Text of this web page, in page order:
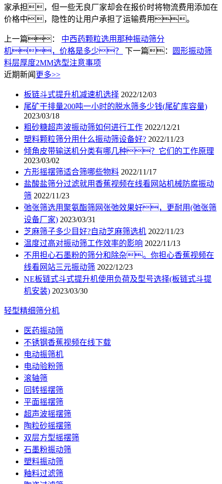
家承担，但一些无良厂家却会在报价时将物流费用添加在
价格中，隐性的让用户承担了运输费用。
上一篇： 中西药颗粒选用那种振动筛分
机，价格是多少？
下一篇：
圆形振动筛
料层厚度2MM选型注意事项
近期新闻 更多>>
板链斗式提升机减速机选择 2022/12/03
尾矿干排量200吨一小时的脱水筛多少钱(尾矿库容量)
2023/03/18
粗砂糖超声波振动筛如何进行工作 2022/12/21
塑料颗粒筛分用什么振动筛设备好? 2022/11/23
倾角皮带输送机分类有哪几种？它们的工作原理
2023/03/02
方形摇摆筛适合筛哪些物料 2022/11/17
盐酸盐筛分过滤就用香蕉视频在线看网站机械防腐振动
筛 2022/11/23
弛张筛选用聚氨酯筛网张弛效果好，更耐用(弛张筛
设备厂家) 2023/03/31
芝麻筛子多少目好?自动芝麻筛选机 2022/11/23
温度过高对振动筛工作效率的影响 2022/11/13
不用担心石墨粉的筛分和除杂。你担心香蕉视频在
线看网站三元振动筛 2022/12/23
NE板链式斗式提升机使用负荷及型号选择(板链式斗提
机安装) 2023/03/30
轻型精细筛分机
医药振动筛
不锈钢香蕉视频在线下载
电动振筛机
电动验粉筛
滚轴筛
回转摇摆筛
平面摇摆筛
超声波摇摆筛
陶粒砂摇摆筛
双层方型摇摆筛
石墨粉振动筛
塑料振动筛
釉料过滤筛